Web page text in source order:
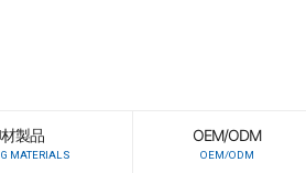
製品
MATERIALS
OEM/ODM
OEM/ODM